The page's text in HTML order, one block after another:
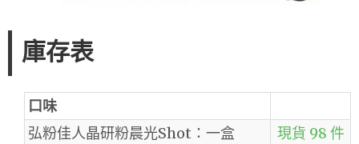
庫存表
口味
弘粉佳人晶研粉晨光Shot：一盒
現貨 98 件